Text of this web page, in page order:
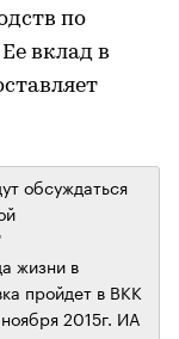
по
вклад в
обсуждаться
жизни в
пройдет в ВКК
2015г. ИА